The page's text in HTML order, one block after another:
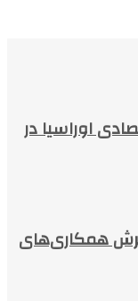
اوراسیا در
همکاری‌های